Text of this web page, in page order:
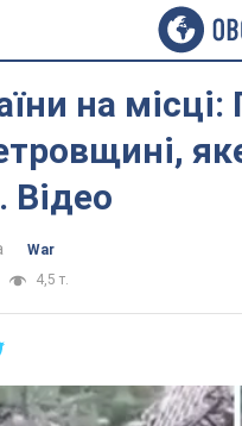
на
Відео
War
4,5 т.